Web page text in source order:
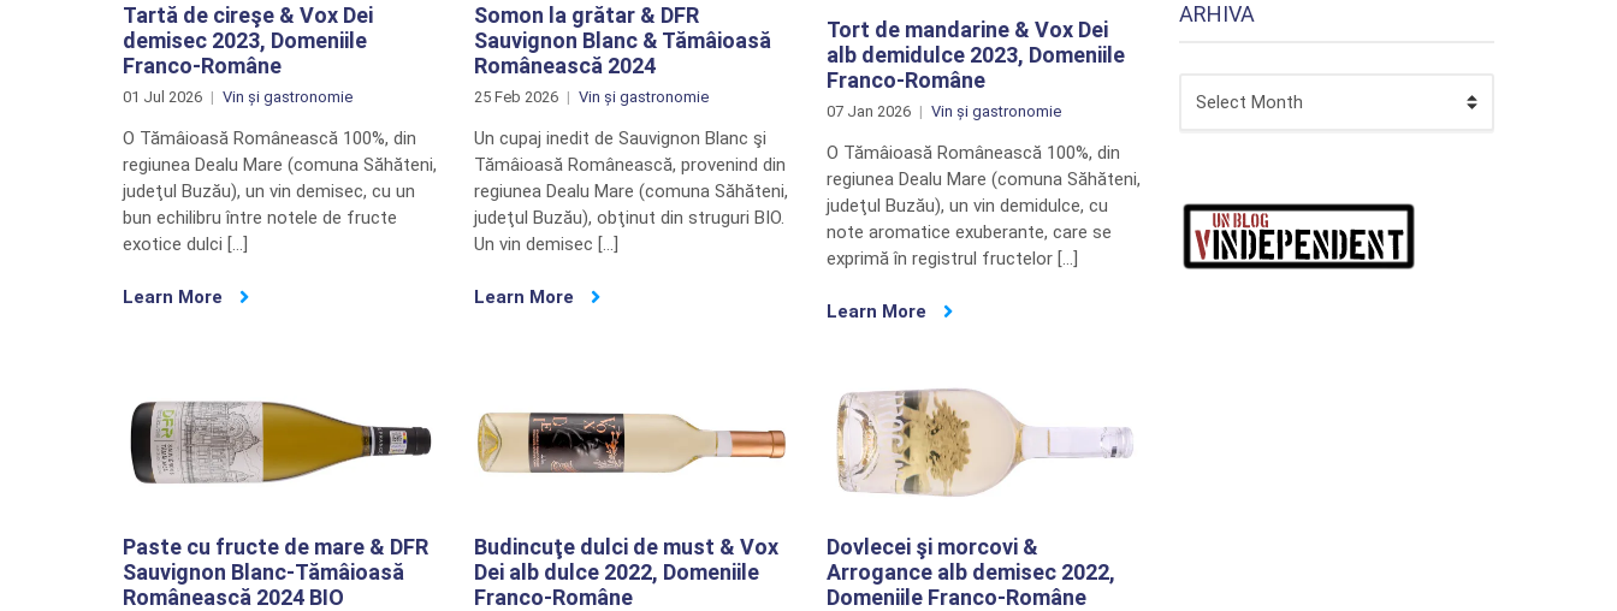
Tartă de cireşe & Vox Dei
demisec 2023, Domeniile
Franco-Române
01 Jul 2026 Vin și gastronomie
O Tămâioasă Românească 100%, din
regiunea Dealu Mare (comuna Săhăteni,
judeţul Buzău), un vin demisec, cu un
bun echilibru între notele de fructe
exotice dulci […]
Learn More
Somon la grătar & DFR
Sauvignon Blanc & Tămâioasă
Românească 2024
25 Feb 2026 Vin și gastronomie
Un cupaj inedit de Sauvignon Blanc şi
Tămâioasă Românească, provenind din
regiunea Dealu Mare (comuna Săhăteni,
judeţul Buzău), obţinut din struguri BIO.
Un vin demisec […]
Learn More
Tort de mandarine & Vox Dei
alb demidulce 2023, Domeniile
Franco-Române
07 Jan 2026 Vin și gastronomie
O Tămâioasă Românească 100%, din
regiunea Dealu Mare (comuna Săhăteni,
judeţul Buzău), un vin demidulce, cu
note aromatice exuberante, care se
exprimă în registrul fructelor […]
Learn More
Paste cu fructe de mare & DFR
Sauvignon Blanc-Tămâioasă
Românească 2024 BIO
Budincuţe dulci de must & Vox
Dei alb dulce 2022, Domeniile
Franco-Române
Dovlecei şi morcovi &
Arrogance alb demisec 2022,
Domeniile Franco-Române
ARHIVA